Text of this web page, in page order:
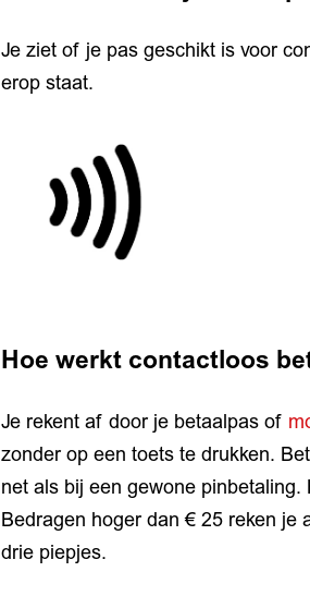
Je ziet of je pas geschikt is voor
erop staat.
Hoe werkt contactloos
Je rekent af door je betaalpas of
zonder op een toets te drukken.
net als bij een gewone
Bedragen hoger dan € 25 reken je
drie piepjes.